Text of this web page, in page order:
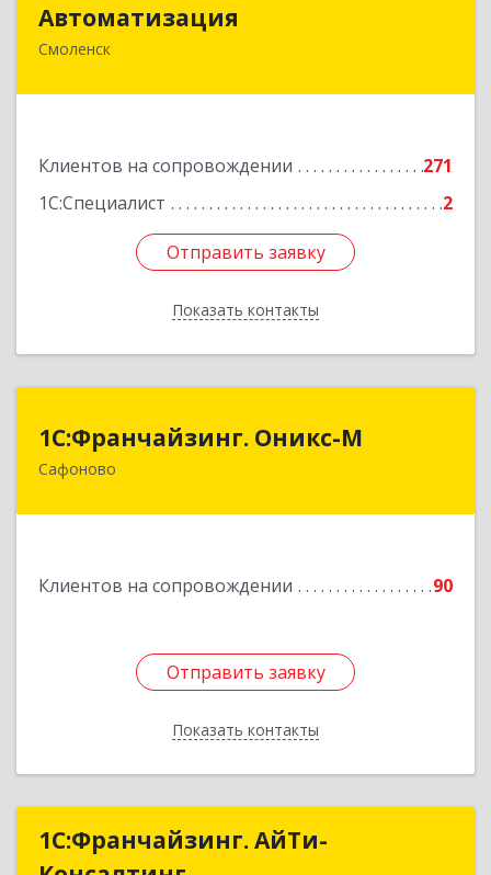
Автоматизация
Смоленск
Клиентов на сопровождении
271
1С:Специалист
2
Отправить заявку
Показать контакты
214019, Смоленская обл, Смоленск г, Марии
Отправить заявку
Назад
1С:Франчайзинг. Оникс-М
Сафоново
Клиентов на сопровождении 90
Отправить заявку
Показать контакты
1С:Франчайзинг. Оникс-М
215500, Смоленская обл, Сафоновский р-н,
Отправить заявку
Назад
1С:Франчайзинг. АйТи-
1С:Франчайзинг. АйТи-